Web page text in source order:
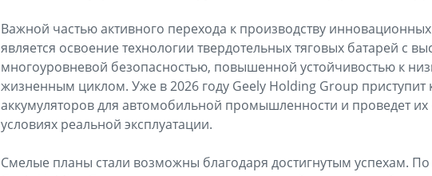
Важной частью активного перехода к производству
является освоение технологии твердотельных тяговых батарей с
многоуровневой безопасностью, повышенной устойчивостью к
жизненным циклом. Уже в 2026 году Geely Holding Group приступит
аккумуляторов для автомобильной промышленности и проведет их
условиях реальной эксплуатации.
Смелые планы стали возможны благодаря достигнутым успехам.